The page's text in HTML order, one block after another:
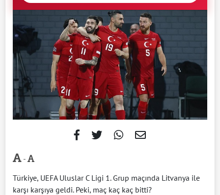
-
Türkiye, UEFA Uluslar C Ligi 1. Grup maçında Litvanya ile
karşı karşıya geldi. Peki, maç kaç kaç bitti?